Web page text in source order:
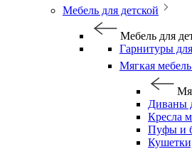
Мебель для детской
Мебель для
Гарнитуры
Мягкая
Диваны
Кресла
Пуфы и